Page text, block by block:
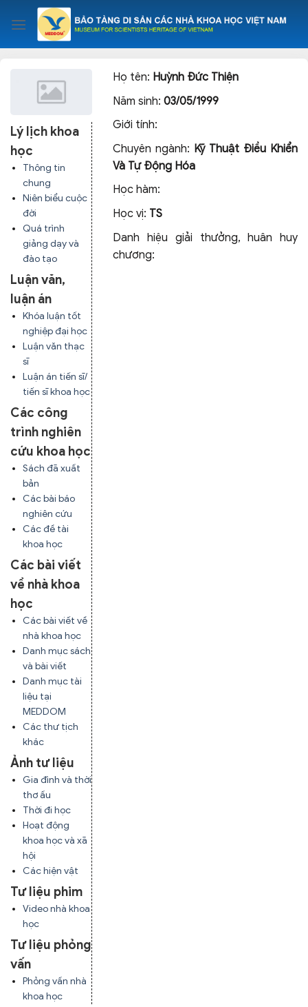
content
Lý lịch khoa
học
Thông tin
chung
Niên biểu cuộc
đời
Quá trình
giảng dạy và
đào tạo
Luận văn,
luận án
Khóa luận tốt
nghiệp đại học
Luận văn thạc
sĩ
Luận án tiến sĩ/
tiến sĩ khoa học
Các công
trình nghiên
cứu khoa học
Sách đã xuất
bản
Các bài báo
nghiên cứu
Các đề tài
khoa học
Các bài viết
về nhà khoa
học
Các bài viết về
nhà khoa học
Danh mục sách
và bài viết
Danh mục tài
liệu tại
MEDDOM
Các thư tịch
khác
Ảnh tư liệu
Gia đình và thời
thơ ấu
Thời đi học
Hoạt động
khoa học và xã
hội
Các hiện vật
Tư liệu phim
Video nhà khoa
học
Tư liệu phỏng
vấn
Phỏng vấn nhà
khoa học
Họ tên: Huỳnh Đức Thiện
Năm sinh:03/05/1999
Giới tính:
Chuyên ngành: Kỹ Thuật Điều Khiển
Và Tự Động Hóa
Học hàm:
Học vị: TS
Danh hiệu giải thưởng, huân huy
chương: